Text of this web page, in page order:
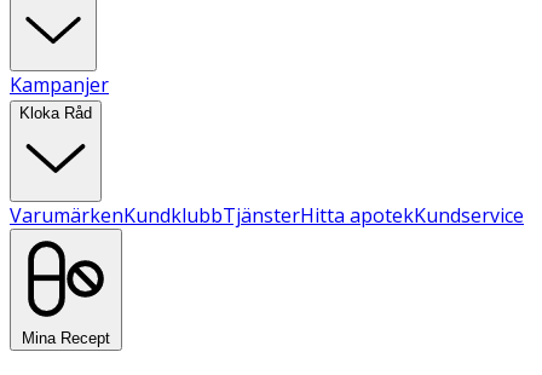
Kampanjer
Kloka Råd
VarumärkenKundklubbTjänsterHitta apotekKundservice
Mina Recept